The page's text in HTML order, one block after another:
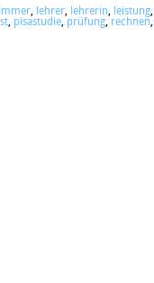
, lehrer, lehrerin, leistung,
, pisastudie, prüfung, rechnen,